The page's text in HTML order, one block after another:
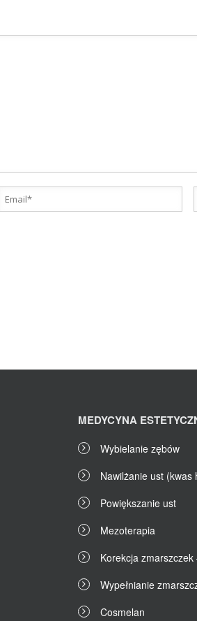
MEDYCYNA
Wybielanie zębów
Nawilżanie ust (kwas
Powiększanie ust
Mezoterapia
Korekcja zmarszczek
Wypełnianie
Cosmelan